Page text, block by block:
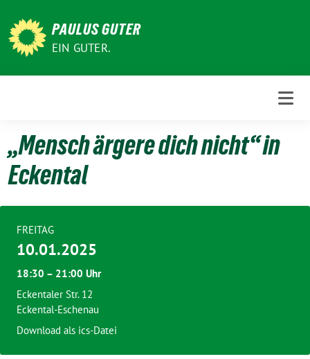
zum
Inhalt
PAULUS GUTER
EIN GUTER.
„Mensch ärgere dich nicht“ in
Eckental
FREITAG
10.01.2025
18:30 – 21:00 Uhr
Eckentaler Str. 12
Eckental-Eschenau
Download als ics-Datei